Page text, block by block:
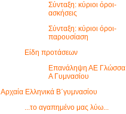
Σύνταξη: κύριοι όροι-
ασκήσεις
Σύνταξη: κύριοι όροι-
παρουσίαση
Είδη προτάσεων
Επανάληψη ΑΕ Γλώσσα
Α Γυμνασίου
Αρχαία Ελληνικά Β΄γυμνασίου
...το αγαπημένο μας λύω...